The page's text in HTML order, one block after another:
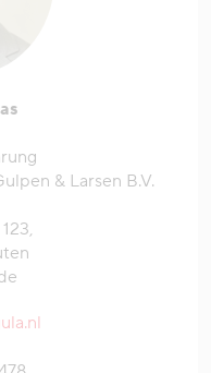
& Larsen B.V.